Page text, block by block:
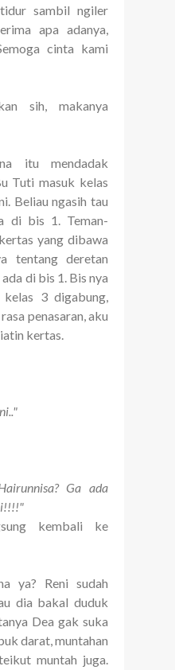
sambil ngiler
apa adanya,
cinta kami
sih, makanya
itu mendadak
Tuti masuk kelas
Beliau ngasih tau
di bis 1. Teman-
yang dibawa
tentang deretan
di bis 1. Bis nya
3 digabung,
penasaran, aku
kertas.
Ga ada
kembali ke
ya? Reni sudah
dia bakal duduk
Dea gak suka
darat, muntahan
muntah juga.